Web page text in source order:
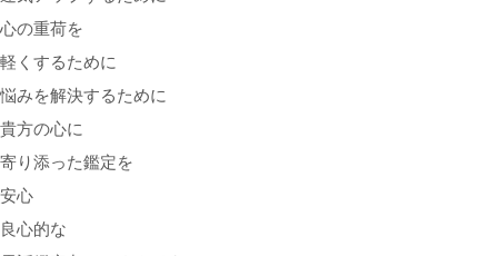
心の重荷を
軽くするために
悩みを解決するために
貴方の心に
寄り添った鑑定を
安心
良心的な